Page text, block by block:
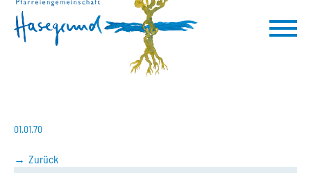
01.01.70
Zurück